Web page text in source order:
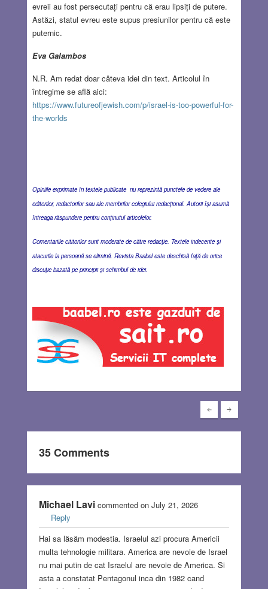
evreii au fost persecutați pentru că erau lipsiți de putere.
Astăzi, statul evreu este supus presiunilor pentru că este
puternic.
Eva Galambos
N.R. Am redat doar câteva idei din text. Articolul în
întregime se află aici:
https://www.futureofjewish.com/p/israel-is-too-powerful-for-
the-worlds
Opiniile exprimate în textele publicate nu reprezintă punctele de vedere ale
editorilor, redactorilor sau ale membrilor colegiului redacţional. Autorii îşi asumă
întreaga răspundere pentru conţinutul articolelor.
Comentariile cititorilor sunt moderate de către redacţie. Textele indecente şi
atacurile la persoană se elimină. Revista Baabel este deschisă faţă de orice
discuţie bazată pe principii şi schimbul de idei.
35 Comments
Michael Lavicommented on July 21, 2026
Reply
Hai sa lăsăm modestia. Israelul azi procura Americii
multa tehnologie militara. America are nevoie de Israel
nu mai putin de cat Israelul are nevoie de America. Si
asta a constatat Pentagonul inca din 1982 cand